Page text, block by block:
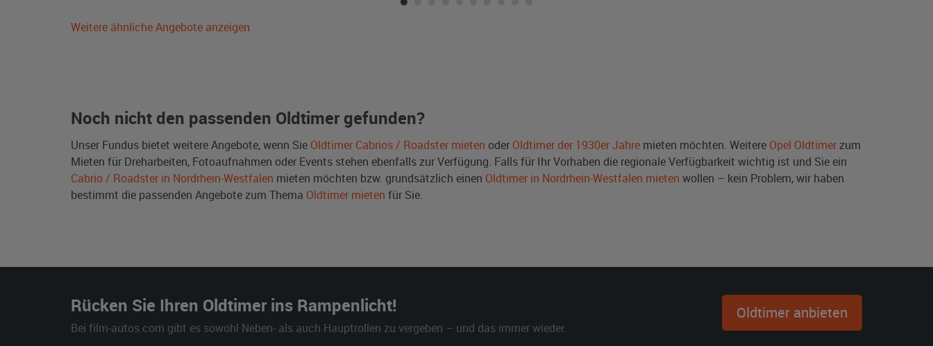
Weitere ähnliche Angebote anzeigen
Noch nicht den passenden Oldtimer gefunden?
Unser Fundus bietet weitere Angebote, wenn Sie Oldtimer Cabrios / Roadster mieten oder Oldtimer der 1930er Jahre mieten möchten. Weitere Opel Oldtimer zum
Mieten für Dreharbeiten, Fotoaufnahmen oder Events stehen ebenfalls zur Verfügung. Falls für Ihr Vorhaben die regionale Verfügbarkeit wichtig ist und Sie ein
Cabrio / Roadster in Nordrhein-Westfalen mieten möchten bzw. grundsätzlich einen Oldtimer in Nordrhein-Westfalen mieten wollen – kein Problem, wir haben
bestimmt die passenden Angebote zum Thema Oldtimer mieten für Sie.
Rücken Sie Ihren Oldtimer ins Rampenlicht!
Bei film-autos.com gibt es sowohl Neben- als auch Hauptrollen zu vergeben – und das immer wieder.
Oldtimer anbieten